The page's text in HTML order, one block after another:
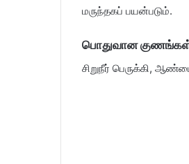
மருந்தகப் பயன்படும்.
பொதுவான
சிறுநீர் பெருக்கி,